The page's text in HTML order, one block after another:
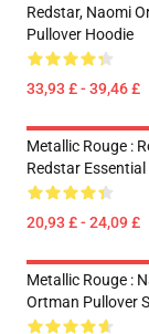
Redstar, Naomi
Pullover Hoodie
33,93 £ - 39,46 £
Metallic Rouge :
Redstar Essential
20,93 £ - 24,09 £
Metallic Rouge :
Ortman Pullover